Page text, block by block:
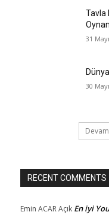
Tavla
31
30
RECENT COMMENTS
Emin ACARAçık En iyi